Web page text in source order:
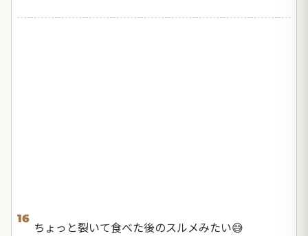
16
ちょっと裂いて食べた後のスルメみたい😅